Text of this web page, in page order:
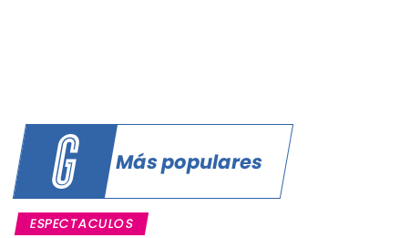
Más populares
ESPECTACULOS